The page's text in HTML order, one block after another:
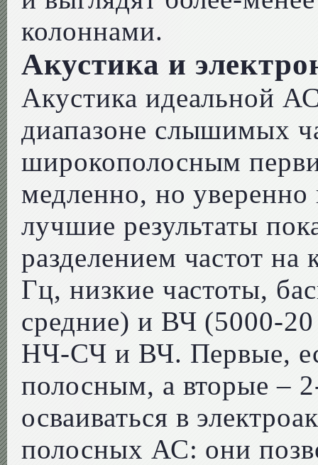
колоннами.
Акустика и
Акустика идеальной
диапазоне слышимых
широкополосным
медленно, но уверенно
лучшие результаты
разделением частот
Гц, низкие частоты,
средние) и ВЧ (5000-
НЧ-СЧ и ВЧ. Первые,
полосным, а вторые –
осваиваться в
полосных АС: они